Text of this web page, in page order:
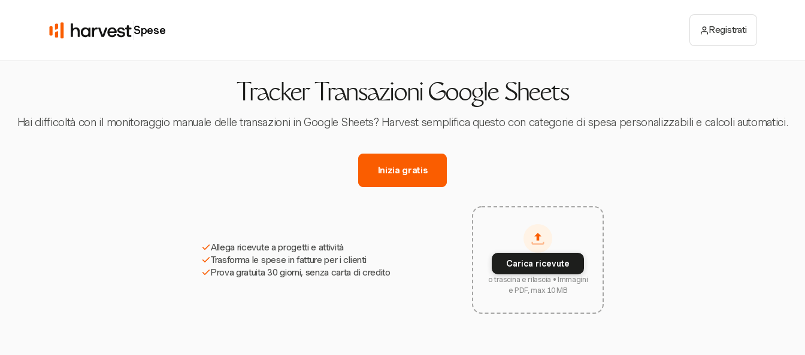
Spese Registrati
Tracker Transazioni Google Sheets
Hai difficoltà con il monitoraggio manuale delle transazioni in Google Sheets? Harvest semplifica questo con categorie di spesa personalizzabili e calcoli automatici.
Inizia gratis
Allega ricevute a progetti e attività
Trasforma le spese in fatture per i clienti
Prova gratuita 30 giorni, senza carta di credito
Carica ricevute
o trascina e rilascia • Immagini
e PDF, max 10 MB